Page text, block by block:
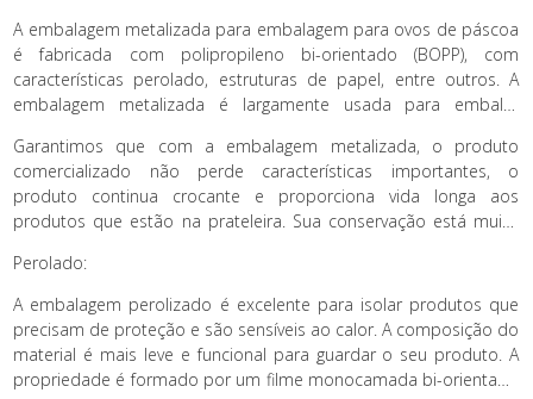
A embalagem metalizada para embalagem para ovos de páscoa
é fabricada com polipropileno bi-orientado (BOPP), com
características perolado, estruturas de papel, entre outros. A
embalagem metalizada é largamente usada para embalar
Garantimos que com a embalagem metalizada, o produto
comercializado não perde características importantes, o
produto continua crocante e proporciona vida longa aos
produtos que estão na prateleira. Sua conservação está muito
embalagem metalizada oferece. A embalagem metalizada tem
um excelente aspecto visual brilhoso, resistente a altas
temperaturas e shelf life de grande durabilidade.
Perolado:
A embalagem perolizado é excelente para isolar produtos que
precisam de proteção e são sensíveis ao calor. A composição do
material é mais leve e funcional para guardar o seu produto. A
propriedade é formado por um filme monocamada bi-orientado